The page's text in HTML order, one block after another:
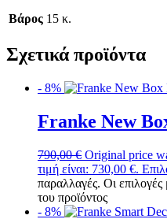
Βάρος 15 κ.
Σχετικά προϊόντα
- 8%
Franke New
790,00€ Original price
τιμή είναι: 730,00 €.
παραλλαγές. Οι
του προϊόντος
- 8%